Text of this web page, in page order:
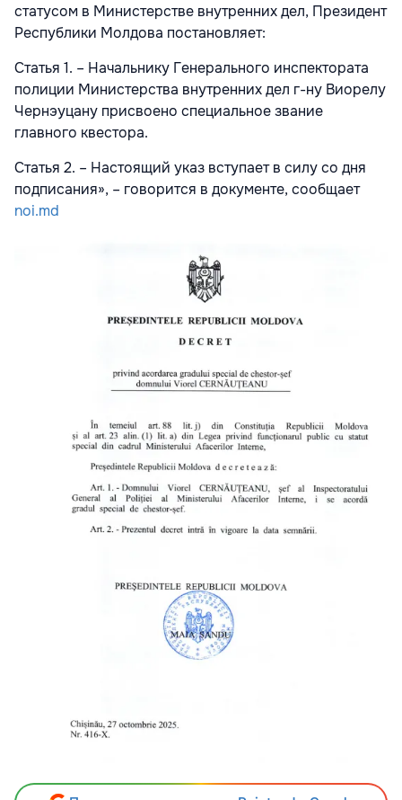
статусом в Министерстве внутренних дел, Президент
Республики Молдова постановляет:
Статья 1. – Начальнику Генерального инспектората
полиции Министерства внутренних дел г-ну Виорелу
Чернэуцану присвоено специальное звание
главного квестора.
Статья 2. – Настоящий указ вступает в силу со дня
подписания», – говорится в документе, сообщает
noi.md